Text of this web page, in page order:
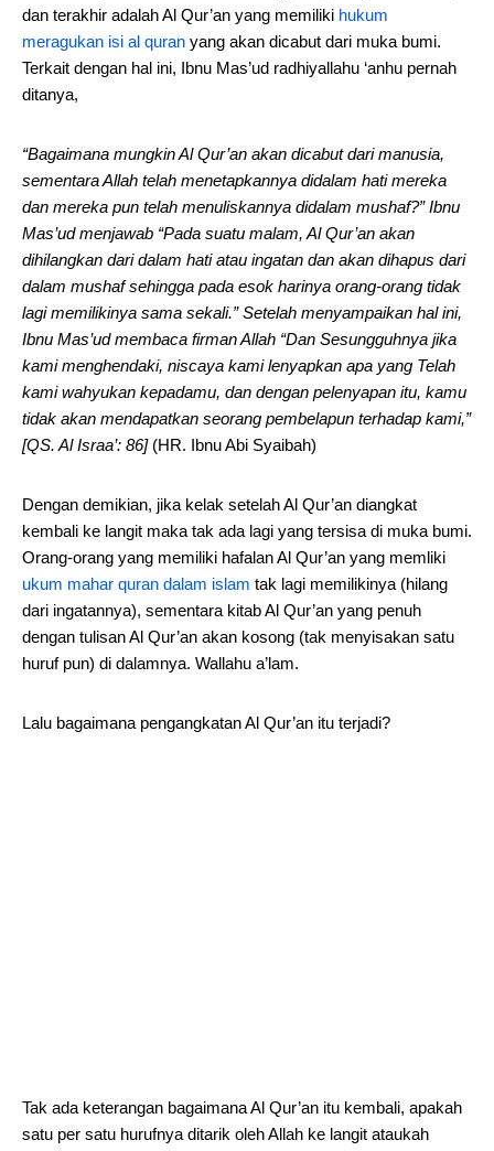
dan terakhir adalah Al Qur’an yang memiliki hukum
meragukan isi al quran yang akan dicabut dari muka bumi.
Terkait dengan hal ini, Ibnu Mas’ud radhiyallahu ‘anhu pernah
ditanya,
“Bagaimana mungkin Al Qur’an akan dicabut dari manusia,
sementara Allah telah menetapkannya didalam hati mereka
dan mereka pun telah menuliskannya didalam mushaf?” Ibnu
Mas’ud menjawab “Pada suatu malam, Al Qur’an akan
dihilangkan dari dalam hati atau ingatan dan akan dihapus dari
dalam mushaf sehingga pada esok harinya orang-orang tidak
lagi memilikinya sama sekali.” Setelah menyampaikan hal ini,
Ibnu Mas’ud membaca firman Allah “Dan Sesungguhnya jika
kami menghendaki, niscaya kami lenyapkan apa yang Telah
kami wahyukan kepadamu, dan dengan pelenyapan itu, kamu
tidak akan mendapatkan seorang pembelapun terhadap kami,”
[QS. Al Israa’: 86] (HR. Ibnu Abi Syaibah)
Dengan demikian, jika kelak setelah Al Qur’an diangkat
kembali ke langit maka tak ada lagi yang tersisa di muka bumi.
Orang-orang yang memiliki hafalan Al Qur’an yang memliki
ukum mahar quran dalam islam tak lagi memilikinya (hilang
dari ingatannya), sementara kitab Al Qur’an yang penuh
dengan tulisan Al Qur’an akan kosong (tak menyisakan satu
huruf pun) di dalamnya. Wallahu a’lam.
Lalu bagaimana pengangkatan Al Qur’an itu terjadi?
Tak ada keterangan bagaimana Al Qur’an itu kembali, apakah
satu per satu hurufnya ditarik oleh Allah ke langit ataukah